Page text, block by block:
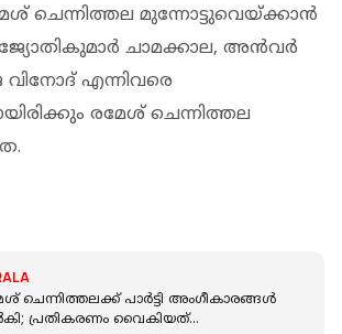
ചെന്നിത്തല മുന്നോട്ടുവെയ്ക്കാൻ
ചാമക്കാല, അന്‍വര്‍
വിനോദ് എന്നിവരെ
രമേശ് ചെന്നിത്തല
ചെന്നിത്തലക്ക് പാർട്ടി അംഗീകാരങ്ങൾ
പ്രതികരണം വൈകിയത്